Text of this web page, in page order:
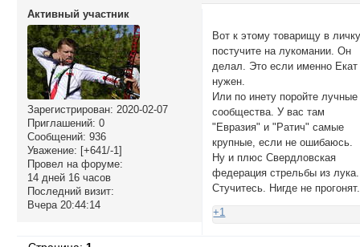
Активный участник
Зарегистрирован: 2020-02-07
Приглашений: 0
Сообщений: 936
Уважение: [+641/-1]
Провел на форуме:
14 дней 16 часов
Последний визит:
Вчера 20:44:14
Вот к этому товарищу в
постучите на лукомании. Он
делал. Это если именно Екат
нужен.
Или по инету поройте лучные
сообщества. У вас там
"Евразия" и "Ратич" самые
крупные, если не ошибаюсь.
Ну и плюс Свердловская
федерация стрельбы из лука.
Стучитесь. Нигде не прогонят.
+1